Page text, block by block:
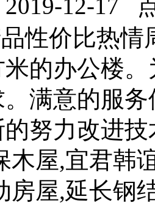
12-17
性价比热情
的办公楼
满意的服
努力改进
木屋,宜君韩
房屋,延长钢